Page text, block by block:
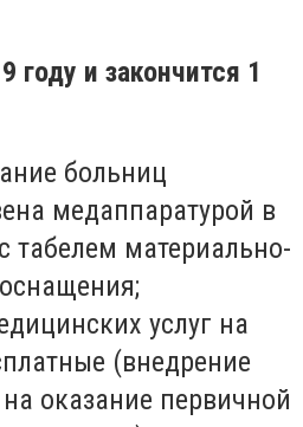
году и закончится 1
больниц
медаппаратурой в
табелем материально-
услуг на
(внедрение
оказание первичной